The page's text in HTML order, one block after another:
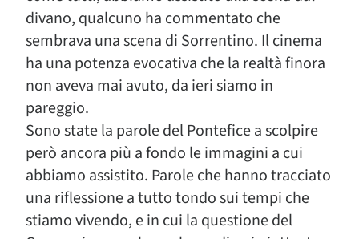
divano, qualcuno ha commentato che
sembrava una scena di Sorrentino. Il cinema
ha una potenza evocativa che la realtà finora
non aveva mai avuto, da ieri siamo in
pareggio.
Sono state la parole del Pontefice a scolpire
però ancora più a fondo le immagini a cui
abbiamo assistito. Parole che hanno tracciato
una riflessione a tutto tondo sui tempi che
stiamo vivendo, e in cui la questione del